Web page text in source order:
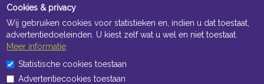
Openingstijden Kantoor
Cookies & privacy
Wij gebruiken cookies voor statistieken en, indien u dat toestaat,
advertentiedoeleinden. U kiest zelf wat u wel en niet toestaat.
Meer informatie
Statistische cookies toestaan
Advertentiecookies toestaan